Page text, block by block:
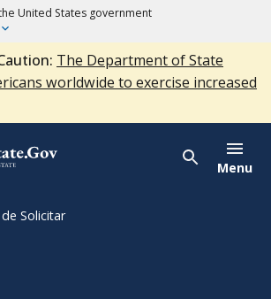
United States government
The Department of State
worldwide to exercise increased
Menu
Solicitar